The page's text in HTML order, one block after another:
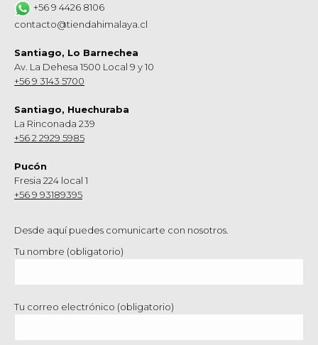
+56 9 4426 8106
contacto@tiendahimalaya.cl
Santiago, Lo Barnechea
Av. La Dehesa 1500 Local 9 y 10
+56 9 3143 5700
Santiago, Huechuraba
La Rinconada 239
+56 2 2929 5985
Pucón
Fresia 224 local 1
+56 9 93189395
Desde aquí puedes comunicarte con nosotros.
Tu nombre (obligatorio)
Tu correo electrónico (obligatorio)